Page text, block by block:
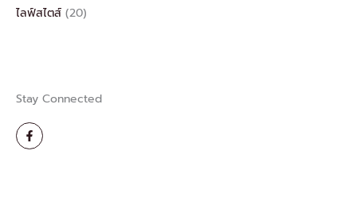
ไลฟ์สไตส์ (20)
Stay Connected
F
a
c